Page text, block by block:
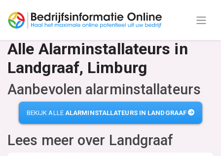
Alle Alarminstallateurs in
Landgraaf, Limburg
Aanbevolen alarminstallateurs
BEKIJK ALLE ALARMINSTALLATEURS IN LANDGRAAF
Lees meer over Landgraaf